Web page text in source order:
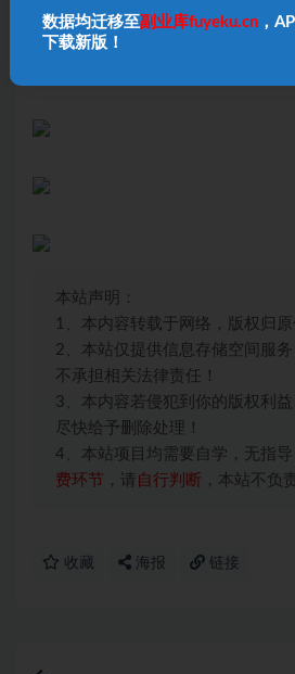
本站声明：
1、本内容转载于网络，版权归原
2、本站仅提供信息存储空间服务
不承担相关法律责任！
3、本内容若侵犯到你的版权利
尽快给予删除处理！
4、本站项目均需要自学，无指导
费环节 ，请 自行判断 ，本站不负
收藏 海报 链接
数据均迁移至副业库fuyeku.cn ，
下载新版！